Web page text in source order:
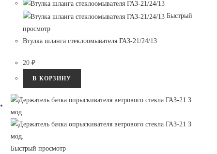
Быстрый
просмотр
Втулка шланга стеклоомывателя ГАЗ-21/24/13
20₽
В КОРЗИНУ
Быстрый просмотр